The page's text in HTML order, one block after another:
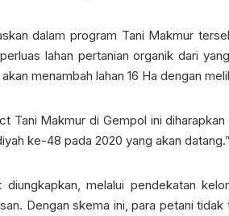
dalam program Tani Makmur
lahan pertanian organik dari
menambah lahan 16 Ha dengan
Tani Makmur di Gempol ini
ke-48 pada 2020 yang akan
diungkapkan, melalui pendekatan
Dengan skema ini, para petani